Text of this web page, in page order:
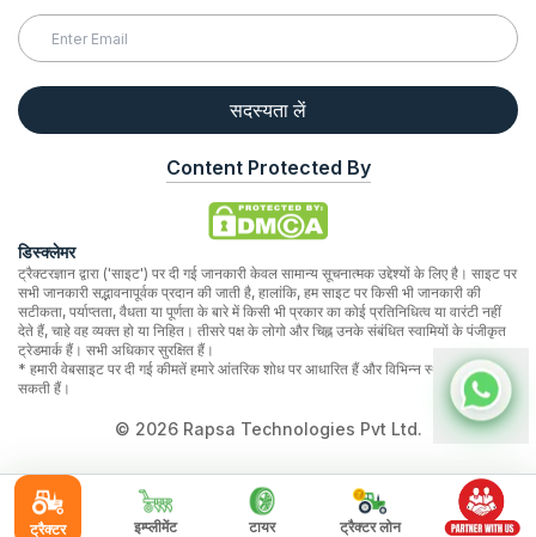
ट्रैक्टर इम्प्लीमेंट टायर ट्रैक्टर लोन
सदस्यता लें
Content Protected By
डिस्क्लेमर
ट्रैक्टरज्ञान द्वारा ('साइट') पर दी गई जानकारी केवल सामान्य सूचनात्मक उद्देश्यों के लिए है। साइट पर
सभी जानकारी सद्भावनापूर्वक प्रदान की जाती है, हालांकि, हम साइट पर किसी भी जानकारी की
सटीकता, पर्याप्तता, वैधता या पूर्णता के बारे में किसी भी प्रकार का कोई प्रतिनिधित्व या वारंटी नहीं
देते हैं, चाहे वह व्यक्त हो या निहित। तीसरे पक्ष के लोगो और चिह्न उनके संबंधित स्वामियों के पंजीकृत
ट्रेडमार्क हैं। सभी अधिकार सुरक्षित हैं।
* हमारी वेबसाइट पर दी गई कीमतें हमारे आंतरिक शोध पर आधारित हैं और विभिन्न स्थानों पर भिन्न हो
सकती हैं।
© 2026Rapsa Technologies Pvt Ltd.